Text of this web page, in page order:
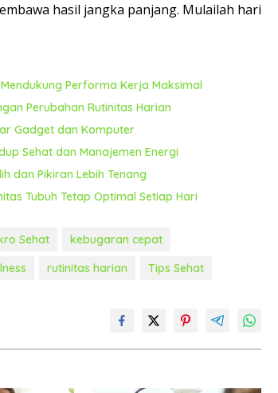
hasil jangka panjang. Mulailah hari
Performa Kerja Maksimal
Perubahan Rutinitas Harian
Gadget dan Komputer
Sehat dan Manajemen Energi
dan Pikiran Lebih Tenang
Tubuh Tetap Optimal Setiap Hari
Sehat
kebugaran cepat
rutinitas harian Tips Sehat